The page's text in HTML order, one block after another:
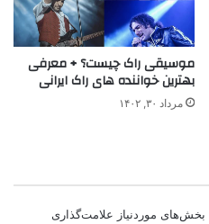
موسیقی راک چیست؟ + معرفی
بهترین خواننده های راک ایرانی
مرداد ۳۰, ۱۴۰۲
بخش‌های موردنیاز علامت‌گذاری